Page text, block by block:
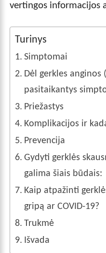
vertingos informacijos
Turinys
Simptomai
Dėl gerkles
pasitaikantys
Priežastys
Komplikacijos ir
Prevencija
Gydyti gerklės
galima šiais būdais:
Kaip atpažinti
gripą ar COVID-19?
Trukmė
Išvada